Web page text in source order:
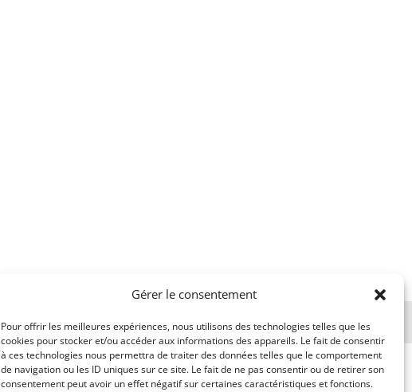
Gérer le consentement
Pour offrir les meilleures expériences, nous utilisons des technologies telles que les
cookies pour stocker et/ou accéder aux informations des appareils. Le fait de consentir
à ces technologies nous permettra de traiter des données telles que le comportement
de navigation ou les ID uniques sur ce site. Le fait de ne pas consentir ou de retirer son
consentement peut avoir un effet négatif sur certaines caractéristiques et fonctions.